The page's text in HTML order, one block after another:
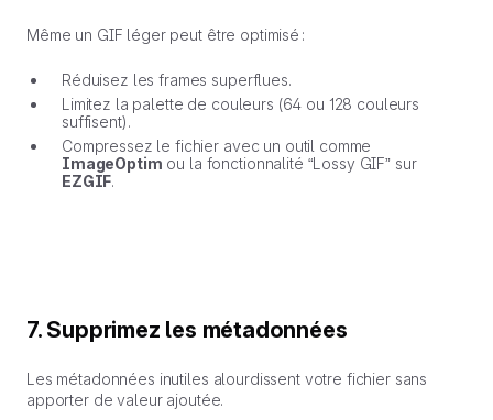
Même un GIF léger peut être optimisé :
Réduisez les frames superflues.
Limitez la palette de couleurs (64 ou 128 couleurs
suffisent).
Compressez le fichier avec un outil comme
ImageOptim ou la fonctionnalité “Lossy GIF” sur
EZGIF.
7. Supprimez les métadonnées
Les métadonnées inutiles alourdissent votre fichier sans
apporter de valeur ajoutée.